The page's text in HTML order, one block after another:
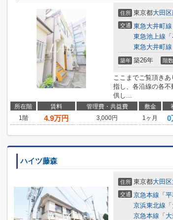
住所 東京都大田区
交通 東急大井町線
東急池上線 「
東急大井町線
築年 築26年 階数
ここまでご覧頂き
指し、各沿線の各
供し...
所在階 賃料 管理費・共益費 敷金
1階
4.9万円 3,000円 1ヶ月 0
ハイツ藤森
住所 東京都大田区
交通 京急本線 「 平
京浜東北線 「
京急本線 「